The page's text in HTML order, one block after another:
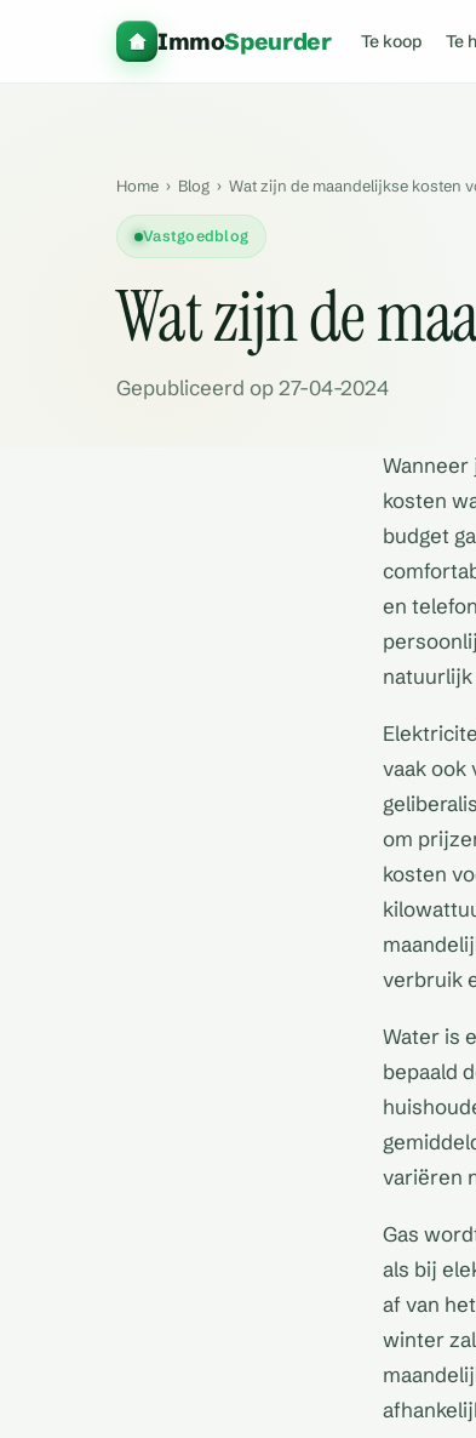
ImmoSpeurder Te koop Te
Home › Blog › Wat zijn de maandelijkse kosten
Vastgoedblog
Wat zijn de
Gepubliceerd op 27-04-2024
Wanneer
kosten
budget
en
vaak ook
om
kosten
verbruik
Water is
bepaald
variëren
Gas
als bij
af van
winter